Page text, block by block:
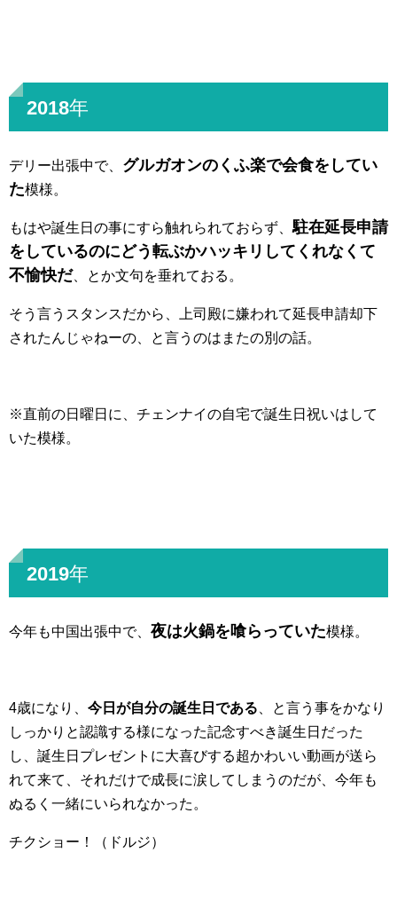
2018年
デリー出張中で、 グルガオンのくふ楽で会食をしてい
た模様。
もはや誕生日の事にすら触れられておらず、駐在延長申請
をしているのにどう転ぶかハッキリしてくれなくて
不愉快だ、とか文句を垂れておる。
そう言うスタンスだから、上司殿に嫌われて延長申請却下
されたんじゃねーの、と言うのはまたの別の話。
※直前の日曜日に、チェンナイの自宅で誕生日祝いはして
いた模様。
2019年
今年も中国出張中で、 夜は火鍋を喰らっていた模様。
4歳になり、 今日が自分の誕生日である 、と言う事をかなり
しっかりと認識する様になった記念すべき誕生日だった
し、誕生日プレゼントに大喜びする超かわいい動画が送ら
れて来て、それだけで成長に涙してしまうのだが、今年も
ぬるく一緒にいられなかった。
チクショー！（ドルジ）